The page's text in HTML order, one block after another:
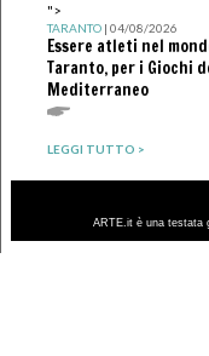
">
TARANTO| 04/08/2026
Essere atleti nel
Taranto, per i Giochi
Mediterraneo
LEGGI TUTTO >
ARTE.it è una testata